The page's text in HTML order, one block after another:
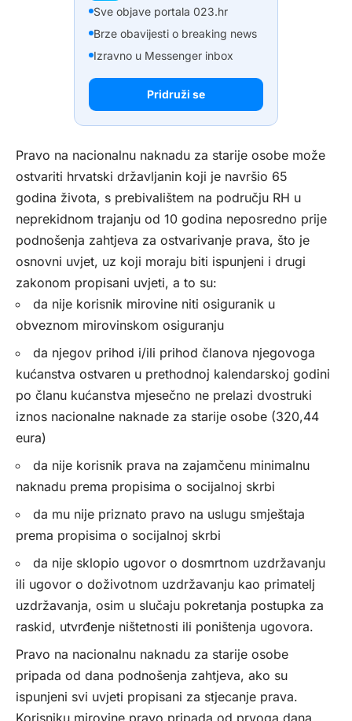
Sve objave portala 023.hr
Brze obavijesti o breaking news
Izravno u Messenger inbox
Pridruži se
Pravo na nacionalnu naknadu za starije osobe može
ostvariti hrvatski državljanin koji je navršio 65
godina života, s prebivalištem na području RH u
neprekidnom trajanju od 10 godina neposredno prije
podnošenja zahtjeva za ostvarivanje prava, što je
osnovni uvjet, uz koji moraju biti ispunjeni i drugi
zakonom propisani uvjeti, a to su:
da nije korisnik mirovine niti osiguranik u
obveznom mirovinskom osiguranju
da njegov prihod i/ili prihod članova njegovoga
kućanstva ostvaren u prethodnoj kalendarskoj godini
po članu kućanstva mjesečno ne prelazi dvostruki
iznos nacionalne naknade za starije osobe (320,44
eura)
da nije korisnik prava na zajamčenu minimalnu
naknadu prema propisima o socijalnoj skrbi
da mu nije priznato pravo na uslugu smještaja
prema propisima o socijalnoj skrbi
da nije sklopio ugovor o dosmrtnom uzdržavanju
ili ugovor o doživotnom uzdržavanju kao primatelj
uzdržavanja, osim u slučaju pokretanja postupka za
raskid, utvrđenje ništetnosti ili poništenja ugovora.
Pravo na nacionalnu naknadu za starije osobe
pripada od dana podnošenja zahtjeva, ako su
ispunjeni svi uvjeti propisani za stjecanje prava.